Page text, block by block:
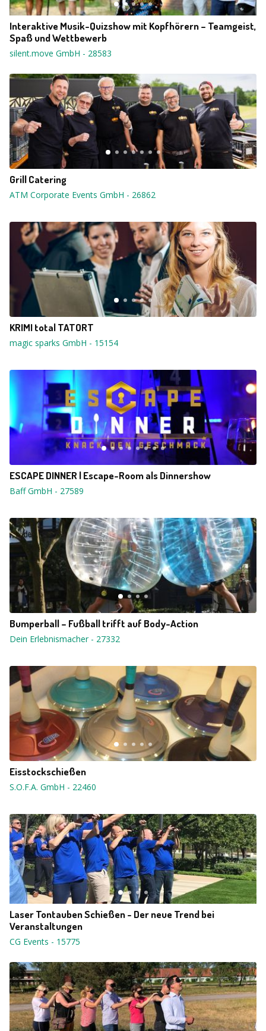
Interaktive Musik-Quizshow mit Kopfhörern – Teamgeist,
Spaß und Wettbewerb
silent.move GmbH - 28583
Grill Catering
ATM Corporate Events GmbH - 26862
KRIMI total TATORT
magic sparks GmbH - 15154
ESCAPE DINNER | Escape-Room als Dinnershow
Baff GmbH - 27589
Bumperball – Fußball trifft auf Body-Action
Dein Erlebnismacher- 27332
Eisstockschießen
S.O.F.A. GmbH - 22460
Laser Tontauben Schießen - Der neue Trend bei
Veranstaltungen
CG Events - 15775